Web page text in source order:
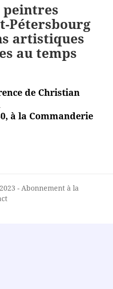
Pétersbourg
artistiques
au temps
de Christian
à la Commanderie
et peintres italiens à
-Abonnement à la